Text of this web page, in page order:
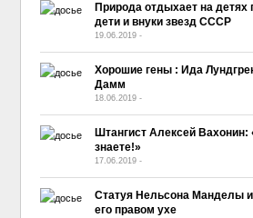
Природа отдыхает на детях
дети и внуки звезд СССР
19.06.2019 -
Хорошие гены : Ида
Дамм
18.06.2019 -
Штангист Алексей
знаете!»
17.06.2019 -
Статуя Нельсона Манделы
его правом ухе